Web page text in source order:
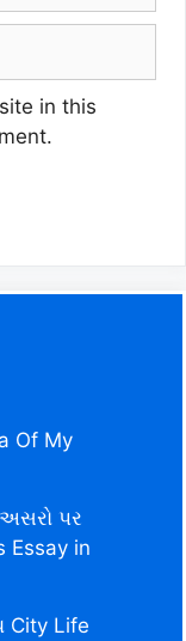
in this
Of My
અસરો પર
Essay in
City Life